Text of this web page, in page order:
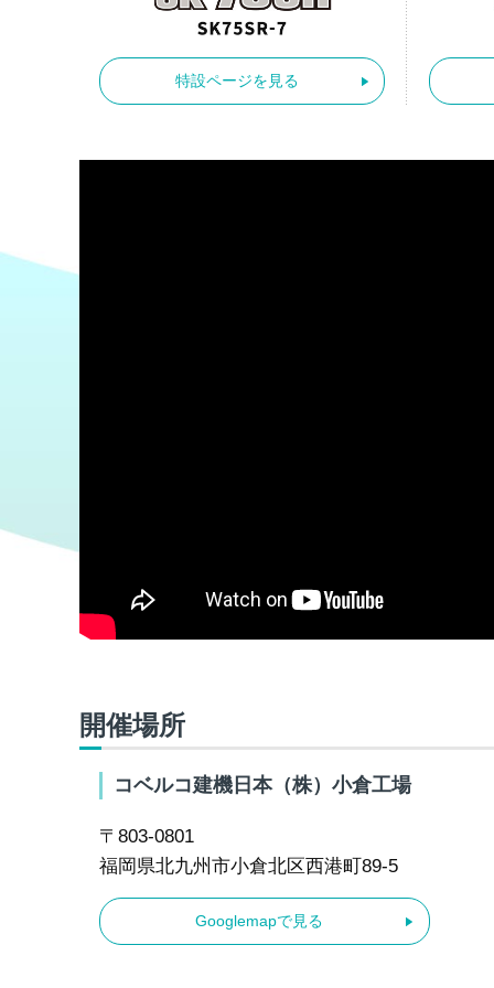
特設ページを見る
開催場所
コベルコ建機日本（株）小倉工場
〒803-0801
福岡県北九州市小倉北区西港町89-5
Googlemapで見る